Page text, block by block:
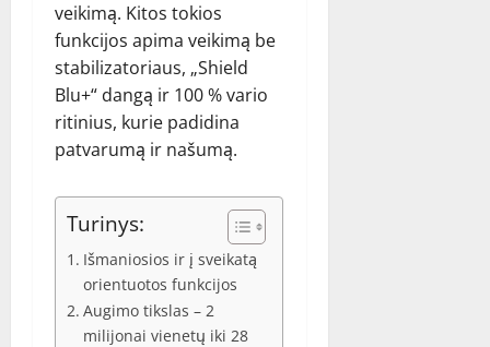
veikimą. Kitos tokios
funkcijos apima veikimą be
stabilizatoriaus, „Shield
Blu+“ dangą ir 100 % vario
ritinius, kurie padidina
patvarumą ir našumą.
Turinys:
Išmaniosios ir į sveikatą
orientuotos funkcijos
Augimo tikslas – 2
milijonai vienetų iki 28